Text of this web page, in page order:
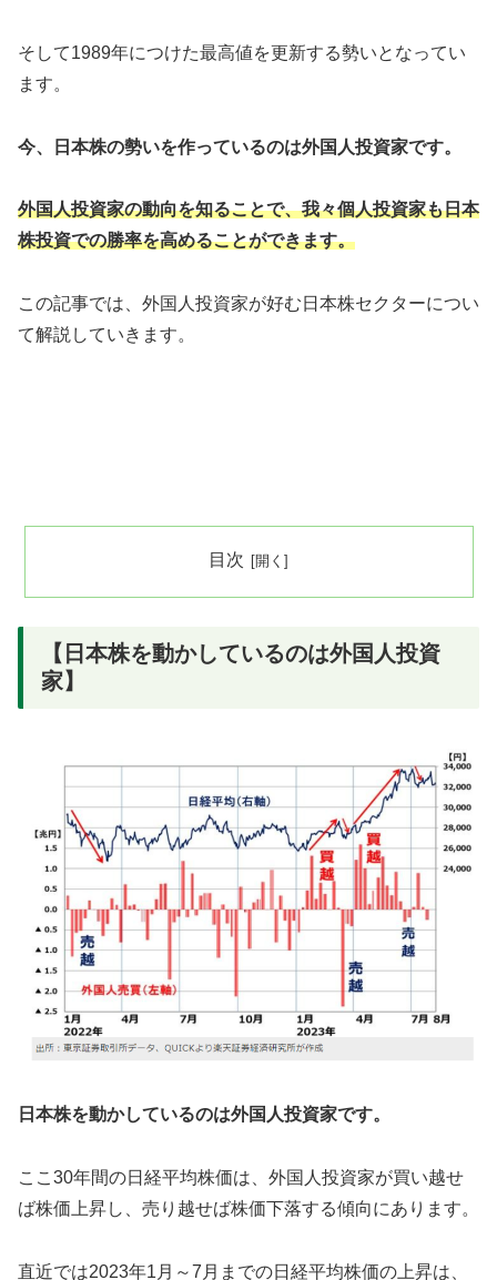
そして1989年につけた最高値を更新する勢いとなってい
ます。
今、日本株の勢いを作っているのは外国人投資家です。
外国人投資家の動向を知ることで、我々個人投資家も日本
株投資での勝率を高めることができます。
この記事では、外国人投資家が好む日本株セクターについ
て解説していきます。
目次
【日本株を動かしているのは外国人投資
家】
日本株を動かしているのは外国人投資家です。
ここ30年間の日経平均株価は、外国人投資家が買い越せ
ば株価上昇し、売り越せば株価下落する傾向にあります。
直近では2023年1月～7月までの日経平均株価の上昇は、